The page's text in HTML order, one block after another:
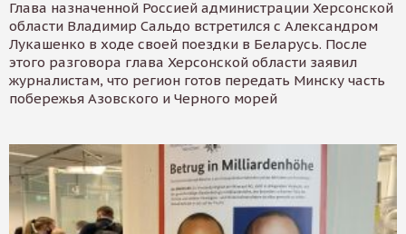
Глава назначенной Россией администрации Херсонской
области Владимир Сальдо встретился с Александром
Лукашенко в ходе своей поездки в Беларусь. После
этого разговора глава Херсонской области заявил
журналистам, что регион готов передать Минску часть
побережья Азовского и Черного морей